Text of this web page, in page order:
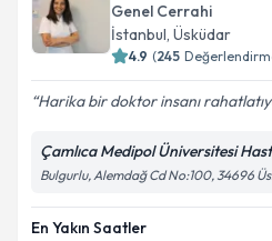
E-posta Adresiniz
Kişisel verilerimin
Metni'ni okudum ve
kapsamda işlenmesini
Genel Cerrahi
İstanbul, Üsküdar
4.9 (245
Harika bir doktor insanı
Çamlıca Medipol Üniversitesi
Bulgurlu, Alemdağ Cd No:100, 34696
En Yakın Saatler